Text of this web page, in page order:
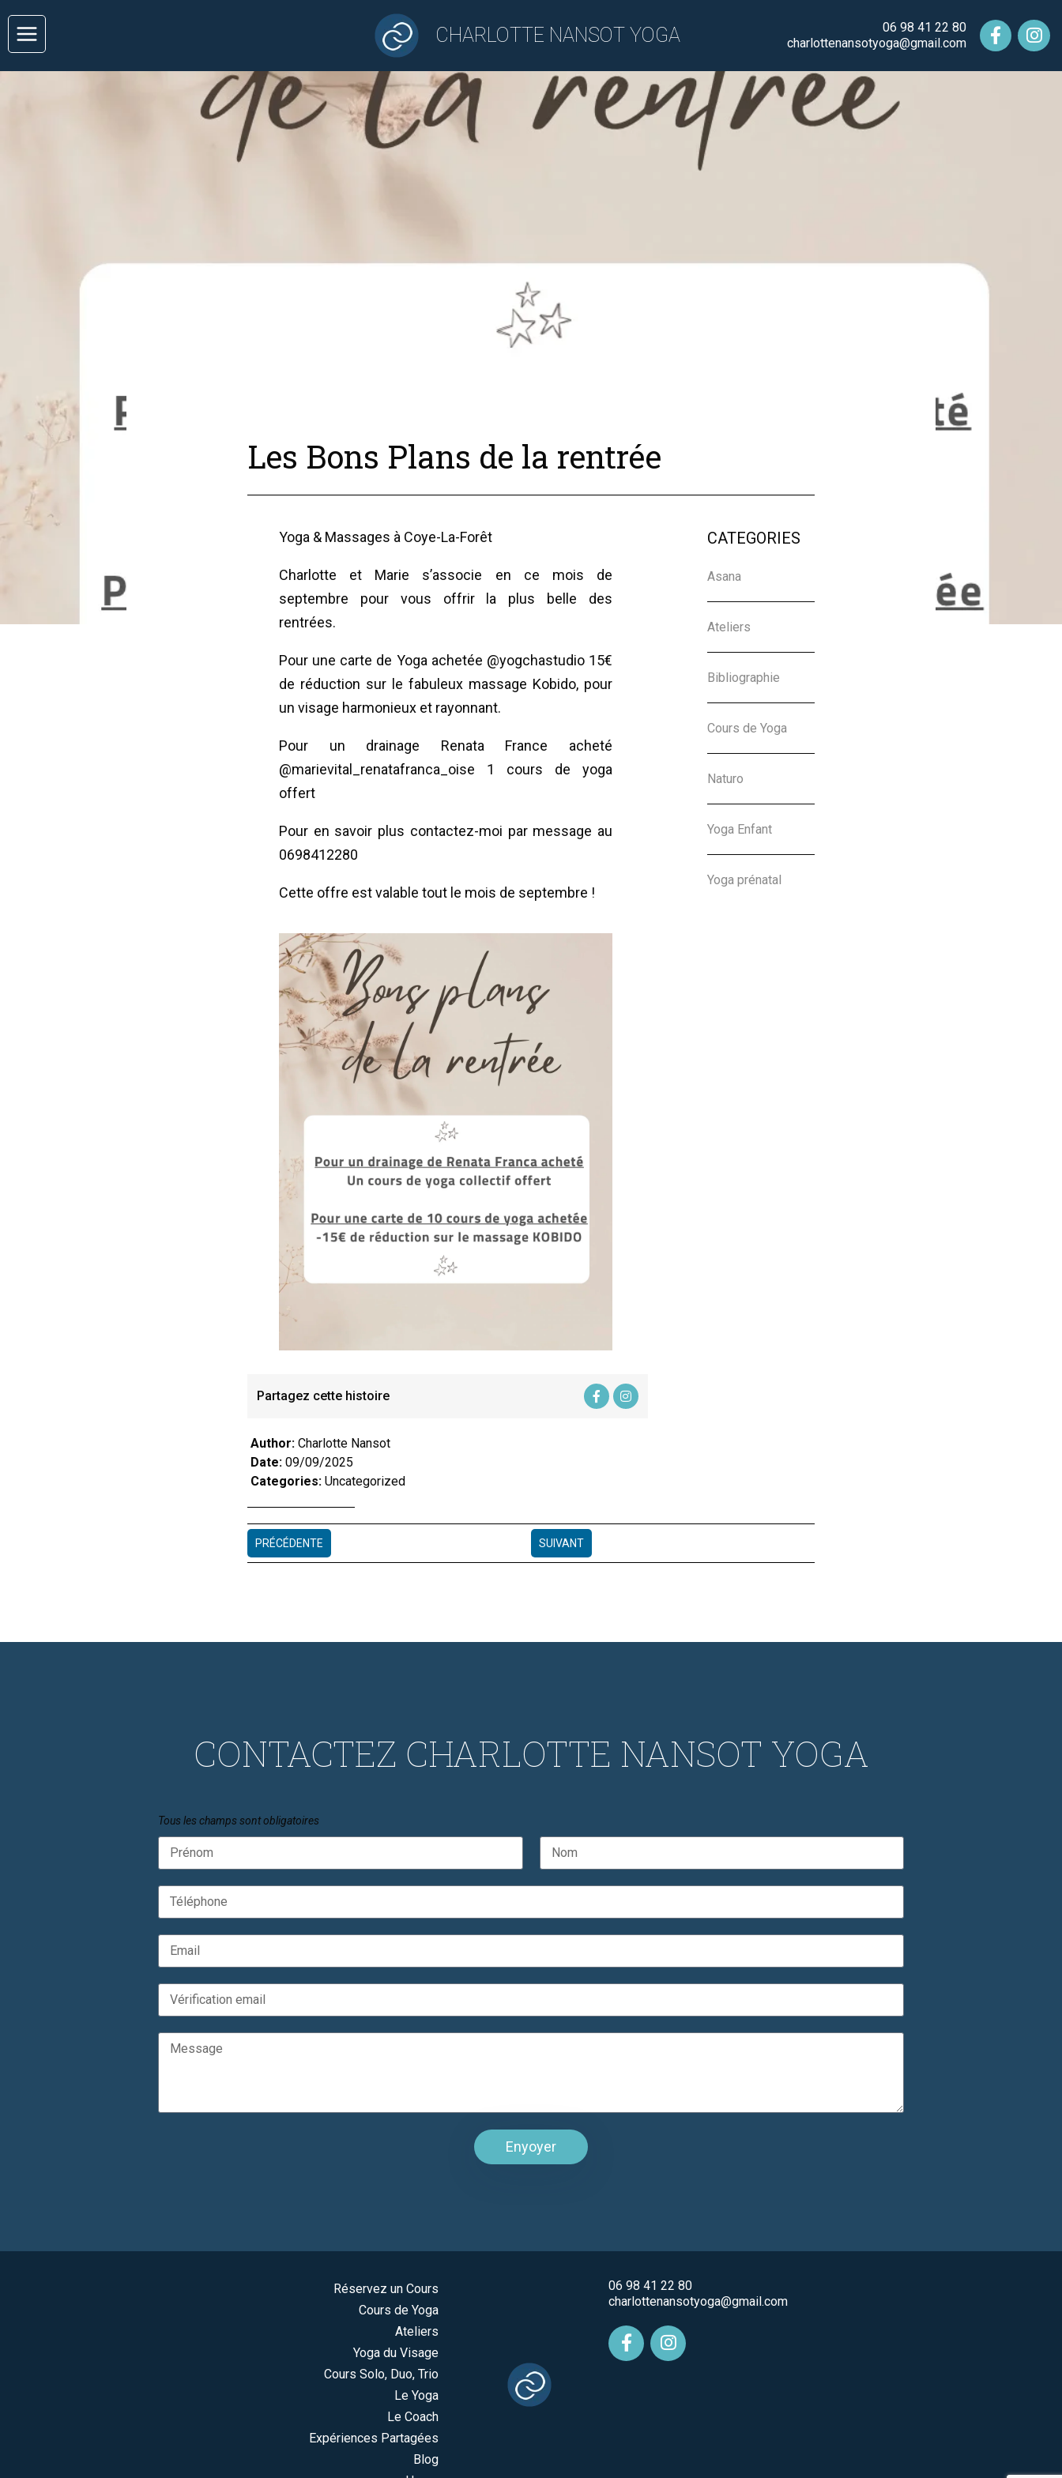
CHARLOTTE NANSOT YOGA
06 98 41 22 80
charlottenansotyoga@gmail.com
Les Bons Plans de la rentrée
Yoga & Massages à Coye-La-Forêt
Charlotte et Marie s’associe en ce mois de
septembre pour vous offrir la plus belle des
rentrées.
Pour une carte de Yoga achetée @yogchastudio 15€
de réduction sur le fabuleux massage Kobido, pour
un visage harmonieux et rayonnant.
Pour un drainage Renata France acheté
@marievital_renatafranca_oise 1 cours de yoga
offert
Pour en savoir plus contactez-moi par message au
0698412280
Cette offre est valable tout le mois de septembre !
CATEGORIES
Asana
Ateliers
Bibliographie
Cours de Yoga
Naturo
Yoga Enfant
Yoga prénatal
Partagez cette histoire
Author: Charlotte Nansot
Date: 09/09/2025
Categories: Uncategorized
PRÉCÉDENTE SUIVANT
CONTACTEZ CHARLOTTE NANSOT YOGA
Tous les champs sont obligatoires
Enyoyer
Réservez un Cours
Cours de Yoga
Ateliers
Yoga du Visage
Cours Solo, Duo, Trio
Le Yoga
Le Coach
Expériences Partagées
Blog
06 98 41 22 80
charlottenansotyoga@gmail.com